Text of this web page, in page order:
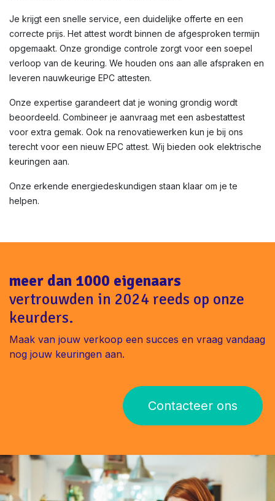
Je krijgt een snelle service, een duidelijke offerte en een
correcte prijs. Het attest wordt binnen de afgesproken termijn
opgemaakt. Onze grondige controle zorgt voor een soepel
verloop van de keuring. We houden ons aan alle afspraken en
leveren nauwkeurige EPC attesten.
Onze expertise garandeert dat je woning grondig wordt
beoordeeld. Combineer je aanvraag met een asbestattest
voor extra gemak. Ook na renovatiewerken kun je bij ons
terecht voor een nieuw EPC attest. Wij bieden ook elektrische
keuringen aan.
Onze erkende energiedeskundigen staan klaar om je te
helpen.
meer dan 1000 eigenaars
vertrouwden in 2024 reeds op onze
keurders.
Maak van jouw verkoop een succes en vraag vandaag
nog jouw keuringen aan.
Contacteer ons